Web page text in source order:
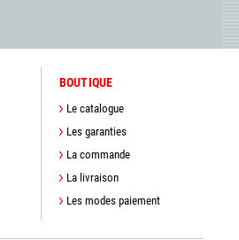
BOUTIQUE
Le catalogue
Les garanties
La commande
La livraison
Les modes paiement